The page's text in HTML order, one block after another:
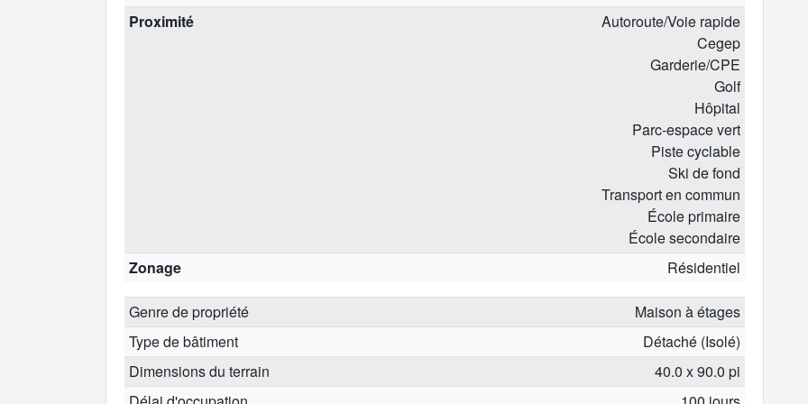
Proximité
Autoroute/Voie rapide
Cegep
Garderie/CPE
Golf
Hôpital
Parc-espace vert
Piste cyclable
Ski de fond
Transport en commun
École primaire
École secondaire
Zonage
Résidentiel
Genre de propriété
Maison à étages
Type de bâtiment
Détaché (Isolé)
Dimensions du terrain
40.0 x 90.0 pi